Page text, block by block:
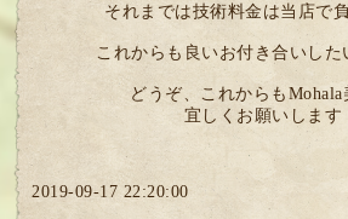
それまでは技術料金は当店で
これからも良いお付き合いした
どうぞ、これからもMohala
宜しくお願いします
2019-09-17 22:20:00